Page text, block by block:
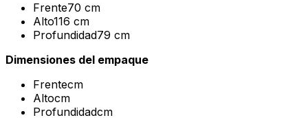
Frente70 cm
Alto116 cm
Profundidad79 cm
Dimensiones del empaque
Frentecm
Altocm
Profundidadcm